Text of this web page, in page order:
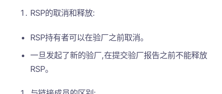
RSP的取消和释放:
RSP持有者可以在验厂之前取消。
一旦发起了新的验厂,在提交验厂报告之前不能释放
RSP。